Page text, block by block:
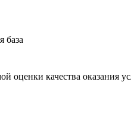
база
оценки качества оказания